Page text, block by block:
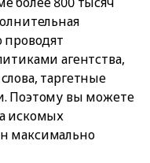
проводят
агентства,
таргетные
Поэтому вы можете
искомых
максимально